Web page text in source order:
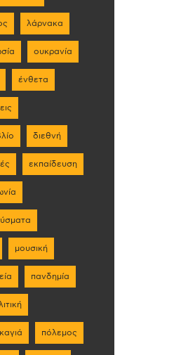
λάρνακα
ουκρανία
ένθετα
διεθνή
εκπαίδευση
μουσική
πανδημία
πόλεμος